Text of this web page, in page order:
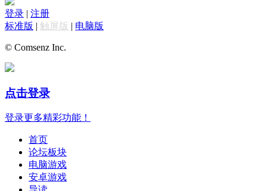
登录 | 注册
标准版 | 触屏版 | 电脑版
© Comsenz Inc.
点击登录
登录更多精彩功能！
首页
论坛板块
电脑游戏
安卓游戏